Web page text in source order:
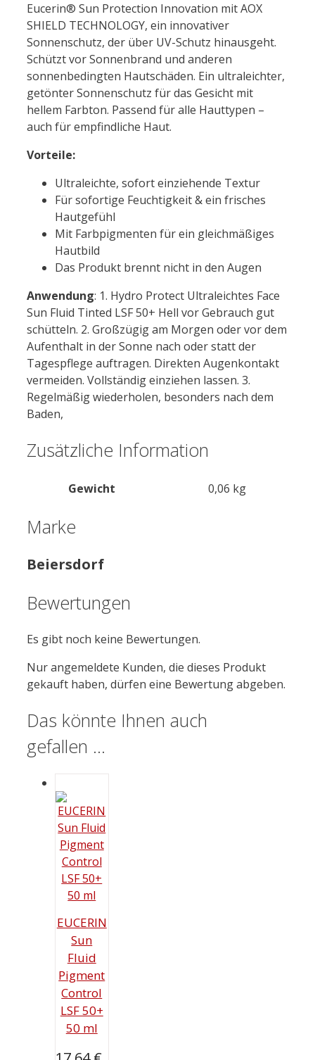
Eucerin® Sun Protection Innovation mit AOX
SHIELD TECHNOLOGY, ein innovativer
Sonnenschutz, der über UV-Schutz hinausgeht.
Schützt vor Sonnenbrand und anderen
sonnenbedingten Hautschäden. Ein ultraleichter,
getönter Sonnenschutz für das Gesicht mit
hellem Farbton. Passend für alle Hauttypen –
auch für empfindliche Haut.
Vorteile:
Ultraleichte, sofort einziehende Textur
Für sofortige Feuchtigkeit & ein frisches
Hautgefühl
Mit Farbpigmenten für ein gleichmäßiges
Hautbild
Das Produkt brennt nicht in den Augen
Anwendung: 1. Hydro Protect Ultraleichtes Face
Sun Fluid Tinted LSF 50+ Hell vor Gebrauch gut
schütteln. 2. Großzügig am Morgen oder vor dem
Aufenthalt in der Sonne nach oder statt der
Tagespflege auftragen. Direkten Augenkontakt
vermeiden. Vollständig einziehen lassen. 3.
Regelmäßig wiederholen, besonders nach dem
Baden,
Zusätzliche Information
Gewicht 0,06 kg
Marke
Beiersdorf
Bewertungen
Es gibt noch keine Bewertungen.
Nur angemeldete Kunden, die dieses Produkt
gekauft haben, dürfen eine Bewertung abgeben.
Das könnte Ihnen auch
gefallen …
EUCERIN
Sun
Fluid
Pigment
Control
LSF 50+
50 ml